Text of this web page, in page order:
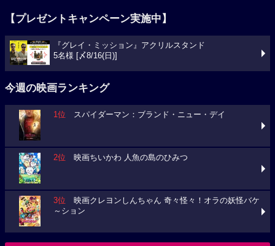
【プレゼントキャンペーン実施中】
『グレイ・ミッション』アクリルスタンド
5名様 [〆8/16(日)]
今週の映画ランキング
1位 スパイダーマン：ブランド・ニュー・デイ
2位 映画ちいかわ 人魚の島のひみつ
3位 映画クレヨンしんちゃん 奇々怪々！オラの妖怪バケ
～ション